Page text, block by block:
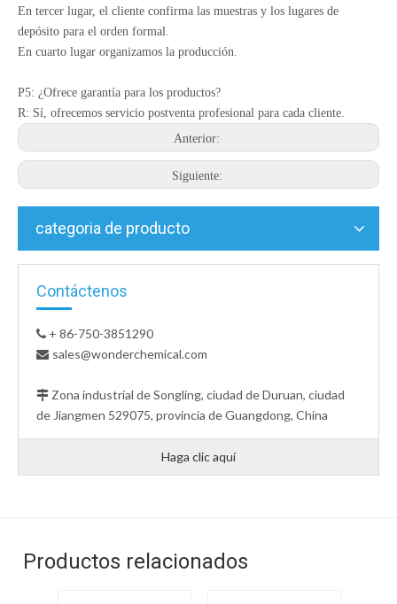
En tercer lugar, el cliente confirma las muestras y los lugares de
depósito para el orden formal.
En cuarto lugar organizamos la producción.
P5: ¿Ofrece garantía para los productos?
R: Sí, ofrecemos servicio postventa profesional para cada cliente.
Anterior:
Siguiente:
categoria de producto
Contáctenos
 + 86-750-3851290
 sales@wonderchemical.com
 Zona industrial de Songling, ciudad de Duruan, ciudad
de Jiangmen 529075, provincia de Guangdong, China
Haga clic aquí
Productos relacionados